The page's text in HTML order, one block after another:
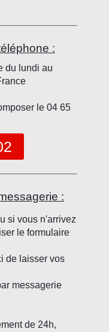
:
du lundi au
le 04 65
:
si vous n'arrivez
le formulaire
de laisser vos
messagerie
de 24h,